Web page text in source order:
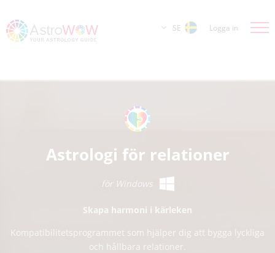
SE Logga in
Astrologi för relationer
för Windows
Skapa harmoni i kärleken
Kompatibilitetsprogrammet som hjälper dig att bygga lyckliga
och hållbara relationer.